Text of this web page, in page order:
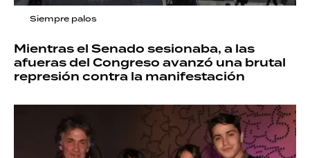
Siempre palos
Mientras el Senado sesionaba, a las
afueras del Congreso avanzó una brutal
represión contra la manifestación